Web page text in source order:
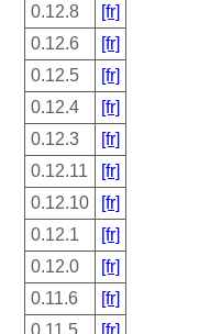
0.12.8
[fr]
0.12.6
[fr]
0.12.5
[fr]
0.12.4
[fr]
0.12.3
[fr]
0.12.11
[fr]
0.12.10
[fr]
0.12.1
[fr]
0.12.0
[fr]
0.11.6
[fr]
0.11.5
[fr]